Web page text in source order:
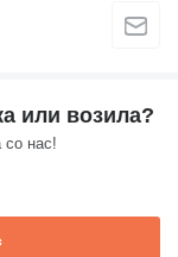
или возила?
со нас!